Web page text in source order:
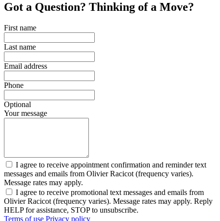
Got a Question? Thinking of a Move?
First name
Last name
Email address
Phone
Optional
Your message
I agree to receive appointment confirmation and reminder text
messages and emails from Olivier Racicot (frequency varies).
Message rates may apply.
I agree to receive promotional text messages and emails from
Olivier Racicot (frequency varies). Message rates may apply. Reply
HELP for assistance, STOP to unsubscribe.
Terms of use Privacy policy